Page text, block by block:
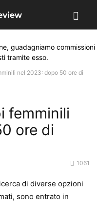
guadagniamo commissioni
tramite esso.
nel 2023: dopo 50 ore di
femminili
ore di
1061
di diverse opzioni
sono entrato in